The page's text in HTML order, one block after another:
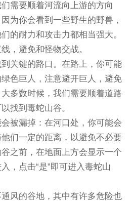
需要顺着河流向上游的方向
为你会看到一些野生的野兽，
的耐力和攻击力都相当强大。
，避免和怪物交战。
关键的路口。在路上，你可能
色巨人，注意避开巨人，避免
多数时候，我们需要顺着道路
找到毒蛇山谷。
被漏掉：在河口处，你可能会
们一定的距离，以避免不必要
之前，在地面上方会显示一个
，点击“是”即可进入毒蛇山
风的谷地，其中有许多危险也